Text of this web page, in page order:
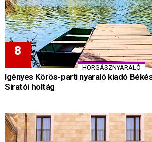
HORGÁSZNYARALÓ
Igényes Körös-parti nyaraló kiadó
Siratói holtág